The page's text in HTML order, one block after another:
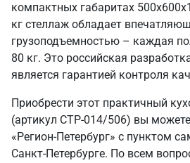
компактных габаритах
кг стеллаж обладает
грузоподъемностью – каждая
80 кг. Это российская
является гарантией контроля
Приобрести этот практичный
(артикул СТР-014/506) вы
«Регион-Петербург» с пунктом
Санкт‑Петербурге. По всем